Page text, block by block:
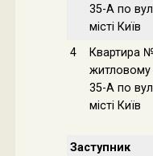
35-А по
місті Київ
4
Квартира
35-А по
місті Київ
Заступник